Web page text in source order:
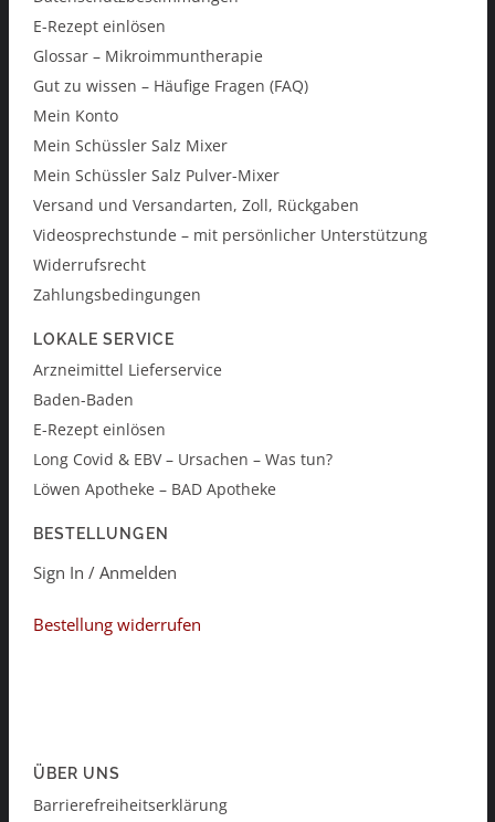
E-Rezept einlösen
Glossar – Mikroimmuntherapie
Gut zu wissen – Häufige Fragen (FAQ)
Mein Konto
Mein Schüssler Salz Mixer
Mein Schüssler Salz Pulver-Mixer
Versand und Versandarten, Zoll, Rückgaben
Videosprechstunde – mit persönlicher Unterstützung
Widerrufsrecht
Zahlungsbedingungen
LOKALE SERVICE
Arzneimittel Lieferservice
Baden-Baden
E-Rezept einlösen
Long Covid & EBV – Ursachen – Was tun?
Löwen Apotheke – BAD Apotheke
BESTELLUNGEN
Sign In / Anmelden
Bestellung widerrufen
ÜBER UNS
Barrierefreiheitserklärung